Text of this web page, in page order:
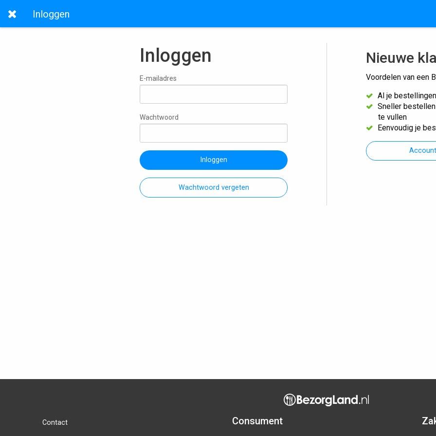
Inloggen
Inloggen
E-mailadres
Wachtwoord
Inloggen
Wachtwoord vergeten
Nieuwe
Voordelen van een
Al je
Sneller
te vullen
Eenvoudig je
Contact Consument